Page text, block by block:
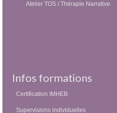
Atelier TOS / Thérapie Narrative
Infos formations
Certification IMHEB
Supervisions individuelles